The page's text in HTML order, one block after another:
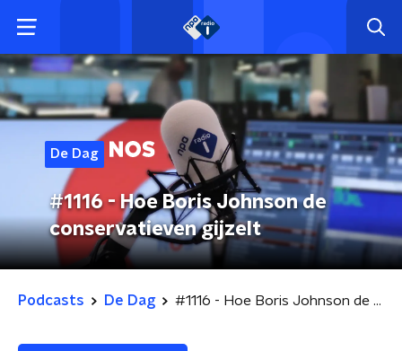
De Dag
#1116 - Hoe Boris Johnson de
conservatieven gijzelt
Podcasts De Dag #1116 - Hoe Boris Johnson de conservatieven gijzelt